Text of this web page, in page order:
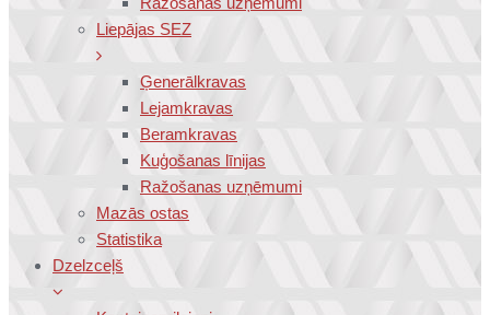
Liepājas SEZ
Ģenerālkravas
Lejamkravas
Beramkravas
Kuģošanas līnijas
Ražošanas uzņēmumi
Mazās ostas
Statistika
Dzelzceļš